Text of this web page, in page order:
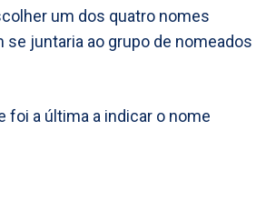
um dos quatro nomes
juntaria ao grupo de nomeados
foi a última a indicar o nome